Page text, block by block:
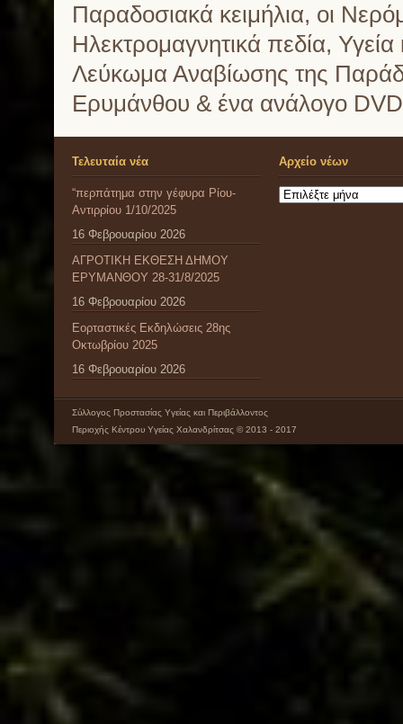
Παραδοσιακά κειμήλια, οι
Ηλεκτρομαγνητικά πεδία,
Λεύκωμα Αναβίωσης της
Ερυμάνθου & ένα ανάλογο
Τελευταία νέα
“περπάτημα στην γέφυρα Ρίου-
Αντιρρίου 1/10/2025
16 Φεβρουαρίου 2026
ΑΓΡΟΤΙΚΗ ΕΚΘΕΣΗ ΔΗΜΟΥ
ΕΡΥΜΑΝΘΟΥ 28-31/8/2025
16 Φεβρουαρίου 2026
Εορταστικές Εκδηλώσεις 28ης
Οκτωβρίου 2025
16 Φεβρουαρίου 2026
Αρχείο νέων
Αρχείο
Σύλλογος Προστασίας Υγείας και Περιβάλλοντος
Περιοχής Κέντρου Υγείας Χαλανδρίτσας © 2013 - 2017